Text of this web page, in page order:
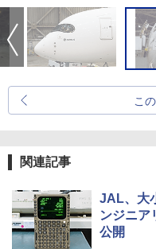
こ
関連記事
JAL、大
ンジニア
公開